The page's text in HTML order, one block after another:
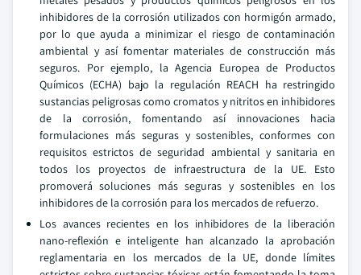
inhibidores de la corrosión utilizados con hormigón armado,
por lo que ayuda a minimizar el riesgo de contaminación
ambiental y así fomentar materiales de construcción más
seguros. Por ejemplo, la Agencia Europea de Productos
Químicos (ECHA) bajo la regulación REACH ha restringido
sustancias peligrosas como cromatos y nitritos en inhibidores
de la corrosión, fomentando así innovaciones hacia
formulaciones más seguras y sostenibles, conformes con
requisitos estrictos de seguridad ambiental y sanitaria en
todos los proyectos de infraestructura de la UE. Esto
promoverá soluciones más seguras y sostenibles en los
inhibidores de la corrosión para los mercados de refuerzo.
Los avances recientes en los inhibidores de la liberación
nano-reflexión e inteligente han alcanzado la aprobación
reglamentaria en los mercados de la UE, donde límites